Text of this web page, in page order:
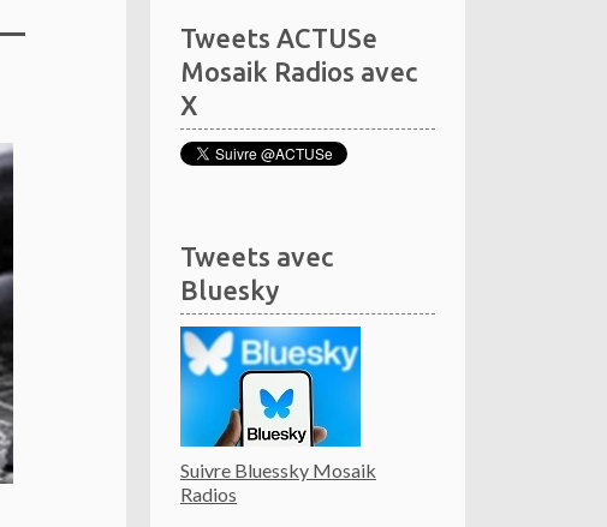
Tweets ACTUSe
Mosaik Radios avec
X
Tweets avec
Bluesky
Suivre Bluessky Mosaik
Radios